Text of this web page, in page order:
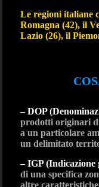
Le regioni italiane
Romagna (42), il
Lazio (26), il
– DOP
prodotti originari
a un particolare
un delimitato
– IGP (Indicazione
di una specifica
altre